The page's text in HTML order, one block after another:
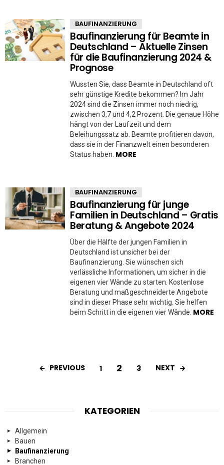
BAUFINANZIERUNG
Baufinanzierung für Beamte in
Deutschland – Aktuelle Zinsen
für die Baufinanzierung 2024 &
Prognose
Wussten Sie, dass Beamte in Deutschland oft
sehr günstige Kredite bekommen? Im Jahr
2024 sind die Zinsen immer noch niedrig,
zwischen 3,7 und 4,2 Prozent. Die genaue Höhe
hängt von der Laufzeit und dem
Beleihungssatz ab. Beamte profitieren davon,
dass sie in der Finanzwelt einen besonderen
Status haben. MORE
BAUFINANZIERUNG
Baufinanzierung für junge
Familien in Deutschland – Gratis
Beratung & Angebote 2024
Über die Hälfte der jungen Familien in
Deutschland ist unsicher bei der
Baufinanzierung. Sie wünschen sich
verlässliche Informationen, um sicher in die
eigenen vier Wände zu starten. Kostenlose
Beratung und maßgeschneiderte Angebote
sind in dieser Phase sehr wichtig. Sie helfen
beim Schritt in die eigenen vier Wände. MORE
PREVIOUS 1 2 3 NEXT
KATEGORIEN
Allgemein
Bauen
Baufinanzierung
Branchen